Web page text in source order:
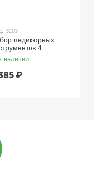
3203
педикюрных
4
Classic Sis-68
наличии
₽